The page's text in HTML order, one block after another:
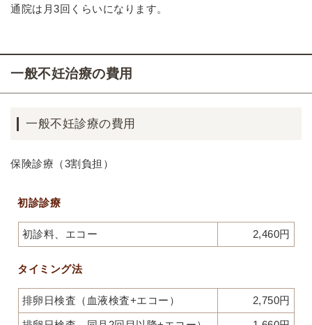
通院は月3回くらいになります。
一般不妊治療の費用
一般不妊診療の費用
保険診療（3割負担）
初診診療
初診料、エコー 2,460円
タイミング法
排卵日検査（血液検査+エコー） 2,750円